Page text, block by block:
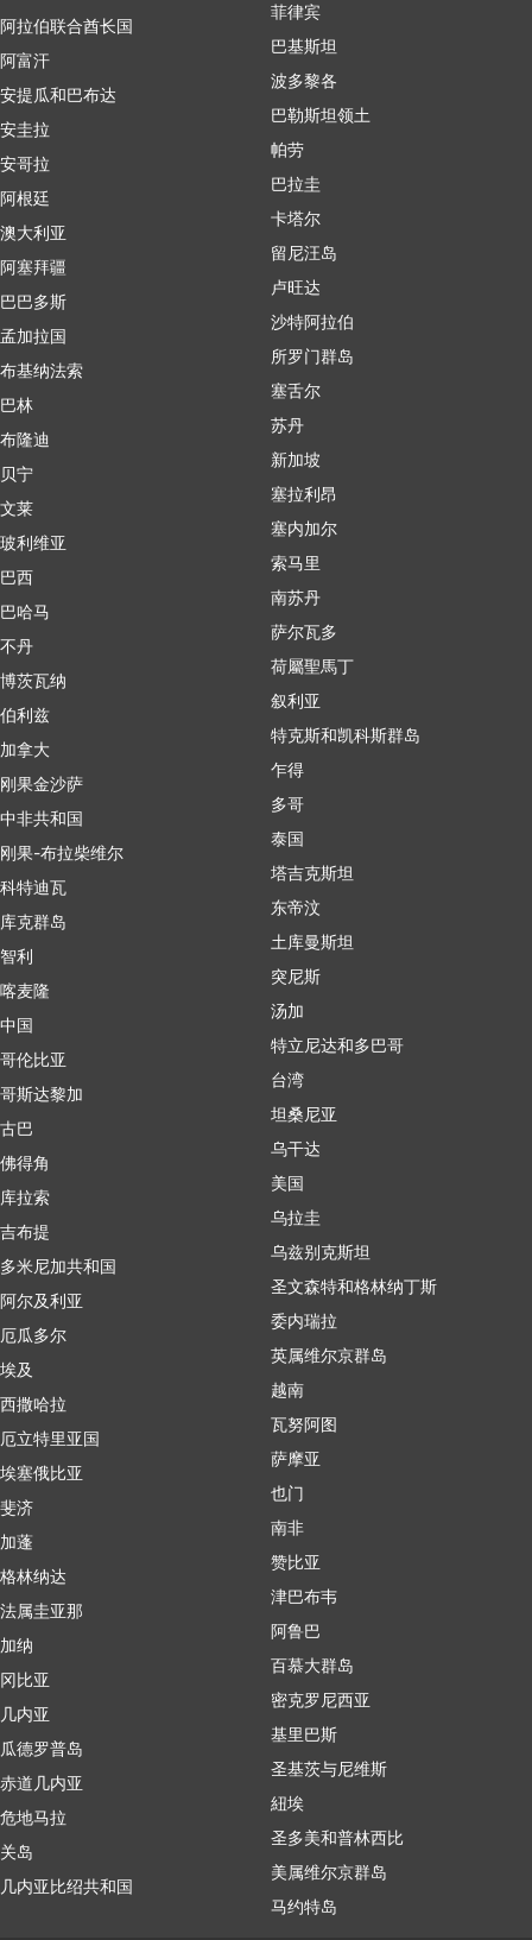
阿拉伯联合酋长国
阿富汗
安提瓜和巴布达
安圭拉
安哥拉
阿根廷
澳大利亚
阿塞拜疆
巴巴多斯
孟加拉国
布基纳法索
巴林
布隆迪
贝宁
文莱
玻利维亚
巴西
巴哈马
不丹
博茨瓦纳
伯利兹
加拿大
刚果金沙萨
中非共和国
刚果-布拉柴维尔
科特迪瓦
库克群岛
智利
喀麦隆
中国
哥伦比亚
哥斯达黎加
古巴
佛得角
库拉索
吉布提
多米尼加共和国
阿尔及利亚
厄瓜多尔
埃及
西撒哈拉
厄立特里亚国
埃塞俄比亚
斐济
加蓬
格林纳达
法属圭亚那
加纳
冈比亚
几内亚
瓜德罗普岛
赤道几内亚
危地马拉
关岛
几内亚比绍共和国
菲律宾
巴基斯坦
波多黎各
巴勒斯坦领土
帕劳
巴拉圭
卡塔尔
留尼汪岛
卢旺达
沙特阿拉伯
所罗门群岛
塞舌尔
苏丹
新加坡
塞拉利昂
塞内加尔
索马里
南苏丹
萨尔瓦多
荷屬聖馬丁
叙利亚
特克斯和凯科斯群岛
乍得
多哥
泰国
塔吉克斯坦
东帝汶
土库曼斯坦
突尼斯
汤加
特立尼达和多巴哥
台湾
坦桑尼亚
乌干达
美国
乌拉圭
乌兹别克斯坦
圣文森特和格林纳丁斯
委内瑞拉
英属维尔京群岛
越南
瓦努阿图
萨摩亚
也门
南非
赞比亚
津巴布韦
阿鲁巴
百慕大群岛
密克罗尼西亚
基里巴斯
圣基茨与尼维斯
紐埃
圣多美和普林西比
美属维尔京群岛
马约特岛